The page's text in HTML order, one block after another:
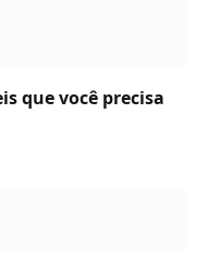
que você precisa